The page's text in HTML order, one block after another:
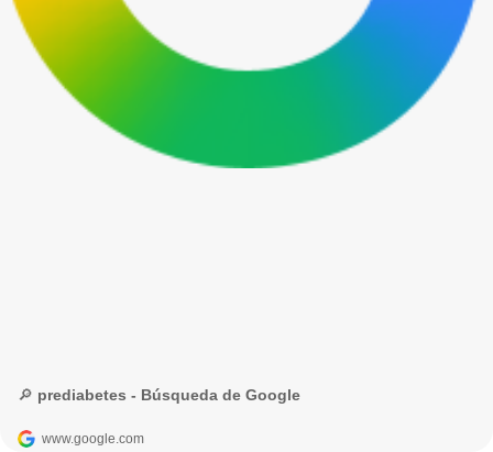
🔎 prediabetes - Búsqueda de Google
www.google.com